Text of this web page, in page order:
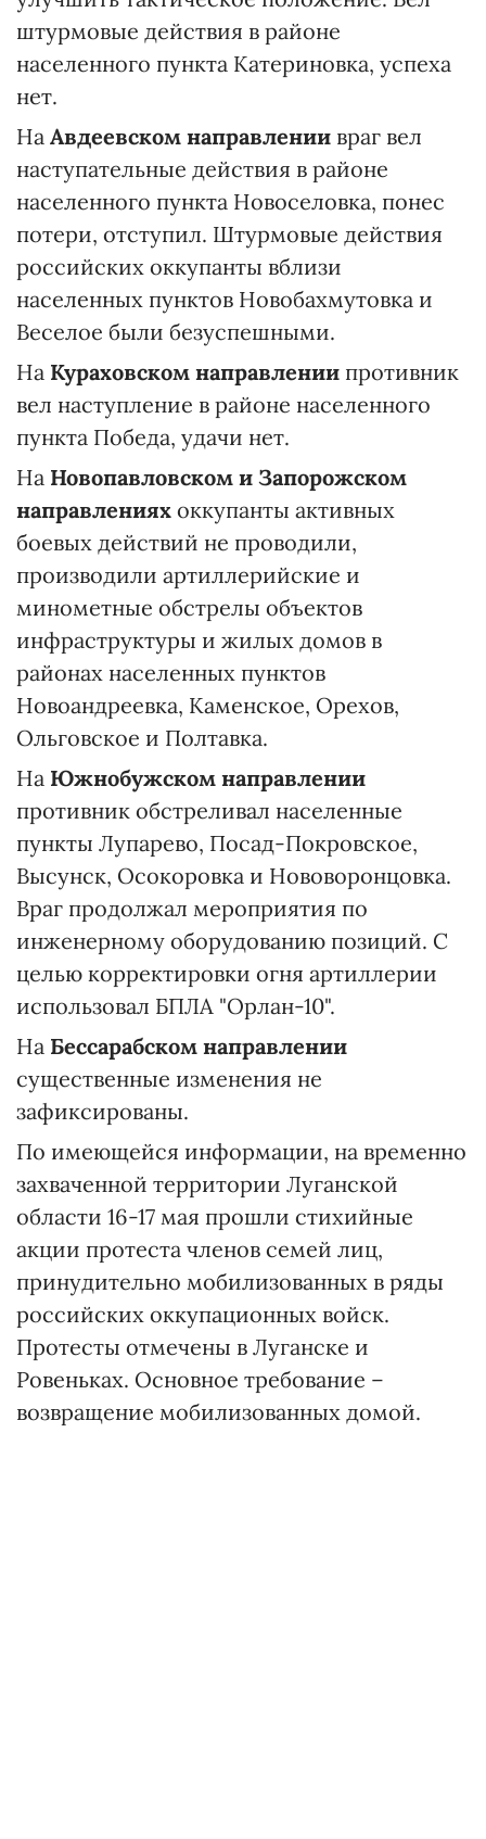
штурмовые действия в районе
населенного пункта Катериновка, успеха
нет.
На Авдеевском направлении враг вел
наступательные действия в районе
населенного пункта Новоселовка, понес
потери, отступил. Штурмовые действия
российских оккупанты вблизи
населенных пунктов Новобахмутовка и
Веселое были безуспешными.
На Кураховском направлении противник
вел наступление в районе населенного
пункта Победа, удачи нет.
На Новопавловском и Запорожском
направлениях оккупанты активных
боевых действий не проводили,
производили артиллерийские и
минометные обстрелы объектов
инфраструктуры и жилых домов в
районах населенных пунктов
Новоандреевка, Каменское, Орехов,
Ольговское и Полтавка.
На Южнобужском направлении
противник обстреливал населенные
пункты Лупарево, Посад-Покровское,
Высунск, Осокоровка и Нововоронцовка.
Враг продолжал мероприятия по
инженерному оборудованию позиций. С
целью корректировки огня артиллерии
использовал БПЛА "Орлан-10".
На Бессарабском направлении
существенные изменения не
зафиксированы.
По имеющейся информации, на временно
захваченной территории Луганской
области 16-17 мая прошли стихийные
акции протеста членов семей лиц,
принудительно мобилизованных в ряды
российских оккупационных войск.
Протесты отмечены в Луганске и
Ровеньках. Основное требование –
возвращение мобилизованных домой.